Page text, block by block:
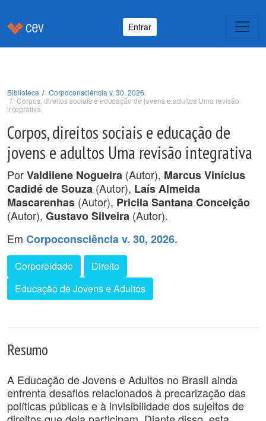
Entrar
Biblioteca
Corpoconsciência v. 30, 2026.
Corpos, direitos sociais e educação de jovens e adultos Uma revisão
integrativa
Corpos, direitos sociais e educação de
jovens e adultos Uma revisão integrativa
PorValdilene Nogueira (Autor), Marcus Vinícius
Cadidé de Souza (Autor), Laís Almeida
Mascarenhas (Autor), Pricila Santana Conceição
(Autor), Gustavo Silveira (Autor).
Em Corpoconsciência v. 30, 2026.
Corporeidade
Direito
Educação de Jovens e Adultos
Resumo
A Educação de Jovens e Adultos no Brasil ainda
enfrenta desafios relacionados à precarização das
políticas públicas e à invisibilidade dos sujeitos de